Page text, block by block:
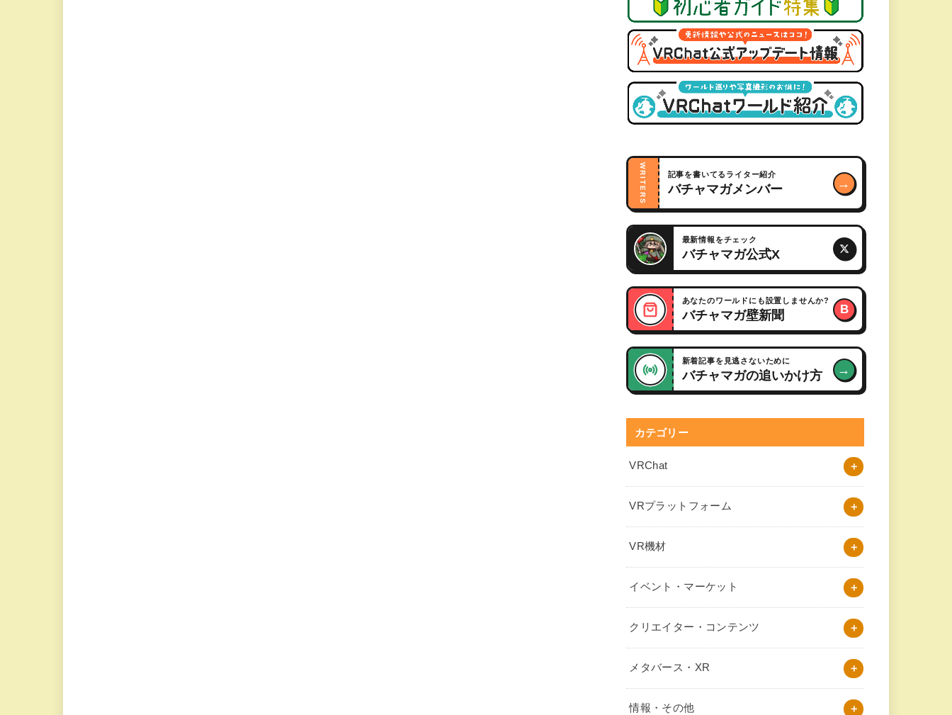
WRITERS 記事を書いてるライター紹介
バチャマガメンバー →
最新情報をチェック
バチャマガ公式X
あなたのワールドにも設置しませんか?
バチャマガ壁新聞 B
新着記事を見逃さないために
バチャマガの追いかけ方 →
カテゴリー
VRChat
VRプラットフォーム
VR機材
イベント・マーケット
クリエイター・コンテンツ
メタバース・XR
情報・その他